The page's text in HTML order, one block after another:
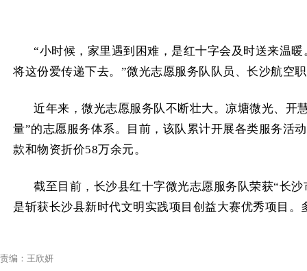
“小时候，家里遇到困难，是红十字会及时送来温
将这份爱传递下去。”微光志愿服务队队员、长沙航空
近年来，微光志愿服务队不断壮大。凉塘微光、开
量”的志愿服务体系。目前，该队累计开展各类服务活
款和物资折价58万余元。
截至目前，长沙县红十字微光志愿服务队荣获“长
是斩获长沙县新时代文明实践项目创益大赛优秀项目
责编：王欣妍